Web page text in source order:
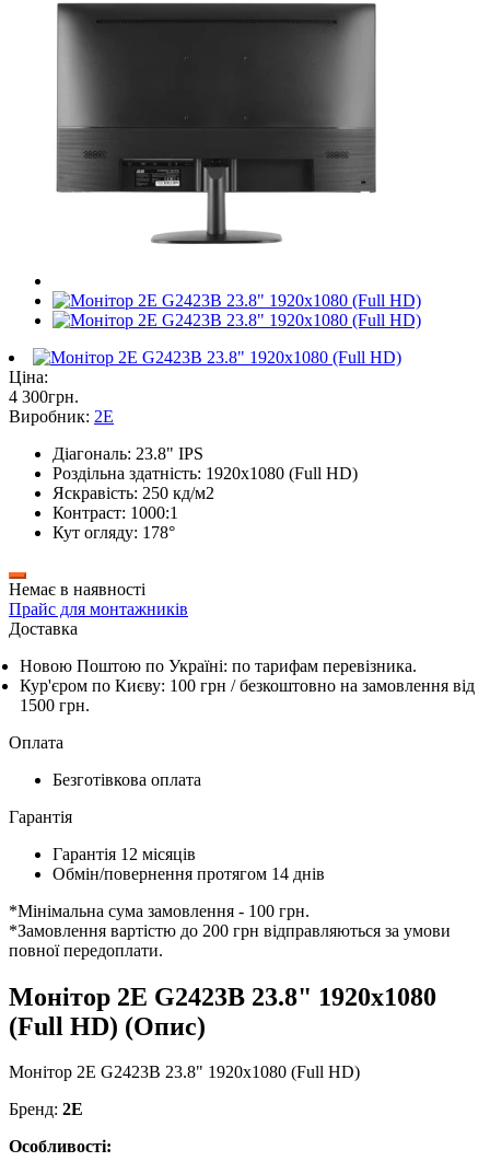
Ціна:
4 300грн.
Виробник: 2E
Діагональ: 23.8" IPS
Роздільна здатність: 1920x1080 (Full HD)
Яскравість: 250 кд/м2
Контраст: 1000:1
Кут огляду: 178°
Немає в наявності
Прайс для монтажників
Доставка
Новою Поштою по Україні: по тарифам перевізника.
Кур'єром по Києву: 100 грн /безкоштовно на замовлення від
1500 грн.
Оплата
Безготівкова оплата
Гарантія
Гарантія 12 місяців
Обмін/повернення протягом 14 днів
*Мінімальна сума замовлення - 100 грн.
*Замовлення вартістю до 200 грн відправляються за умови
повної передоплати.
Монітор 2E G2423B 23.8" 1920x1080
(Full HD) (Опис)
Монітор 2E G2423B 23.8" 1920x1080 (Full HD)
Бренд: 2E
Особливості: